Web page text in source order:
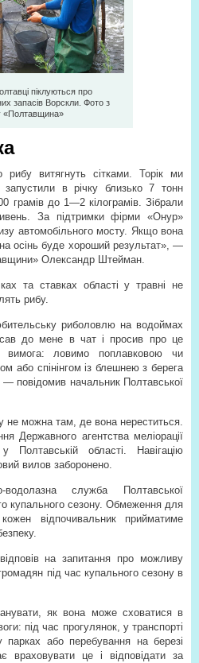
піклуються про
запасів Ворскли. Фото з
«Полтавщина»
витягнуть сітками. Торік ми
запустили в річку близько 7 тонн
грамів до 1—2 кілограмів. Зібрали
За підтримки фірми «Онур»
автомобільного мосту. Якщо вона
осінь буде хороший результат», —
Олександр Штейман.
та ставках області у травні не
рибу.
риболовлю на водоймах
до мене в чат і просив про це
вимога: ловимо поплавковою чи
або спінінгом із блешнею з берега
повідомив начальник Полтавської
не можна там, де вона нереститься.
Державного агентства меліорації
Полтавській області. Навігацію
вилов заборонено.
служба Полтавської
купального сезону. Обмеження для
відпочивальник прийматиме
на запитання про можливу
під час купального сезону в
як вона може сховатися в
під час прогулянок, у транспорті
або перебування на березі
враховувати це і відповідати за